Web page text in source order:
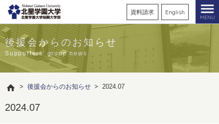
資料請求 English
MENU
後援会からのお知らせ
Supporters' group news
> 後援会からのお知らせ > 2024.07
2024.07